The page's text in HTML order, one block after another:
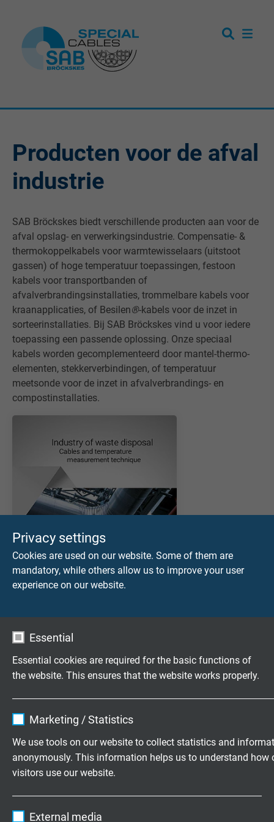
Privacy settings
Cookies are used on our website. Some of them are
mandatory, while others allow us to improve your user
experience on our website.
Essential
Essential cookies are required for the basic functions of
the website. This ensures that the website works properly.
Expire 1 year
Purpose
Marketing / Statistics
We use tools on our website to collect statistics and
anonymously. This information helps us to understand how
visitors use our website.
External media
Producten voor de afval
industrie
SAB Bröckskes biedt verschillende producten aan voor de
afval opslag- en verwerkingsindustrie. Compensatie- &
thermokoppelkabels voor warmtewisselaars (uitstoot
gassen) of hoge temperatuur toepassingen, festoon
kabels voor transportbanden of
afvalverbrandingsinstallaties, trommelbare kabels voor
kraanapplicaties, of Besilen®-kabels voor de inzet in
sorteerinstallaties. Bij SAB Bröckskes vind u voor iedere
toepassing een passende oplossing. Onze speciaal
kabels worden gecomplementeerd door mantel-thermo-
elementen, stekkerverbindingen, of temperatuur
meetsonde voor de inzet in afvalverbrandings- en
compostinstallaties.
CATALOGUS DOWNLOADEN (PDF)
Flexibele speciaalkabels op maat
Familiebedrijf sinds 1947